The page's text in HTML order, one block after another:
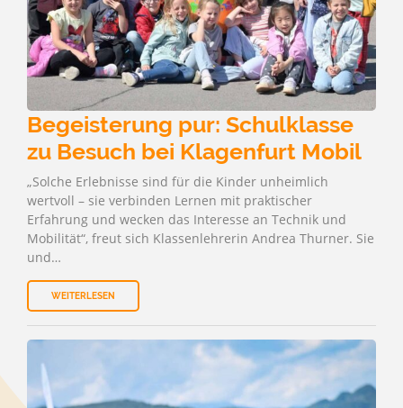
Begeisterung pur: Schulklasse
zu Besuch bei Klagenfurt Mobil
„Solche Erlebnisse sind für die Kinder unheimlich
wertvoll – sie verbinden Lernen mit praktischer
Erfahrung und wecken das Interesse an Technik und
Mobilität“, freut sich Klassenlehrerin Andrea Thurner. Sie
und…
WEITERLESEN